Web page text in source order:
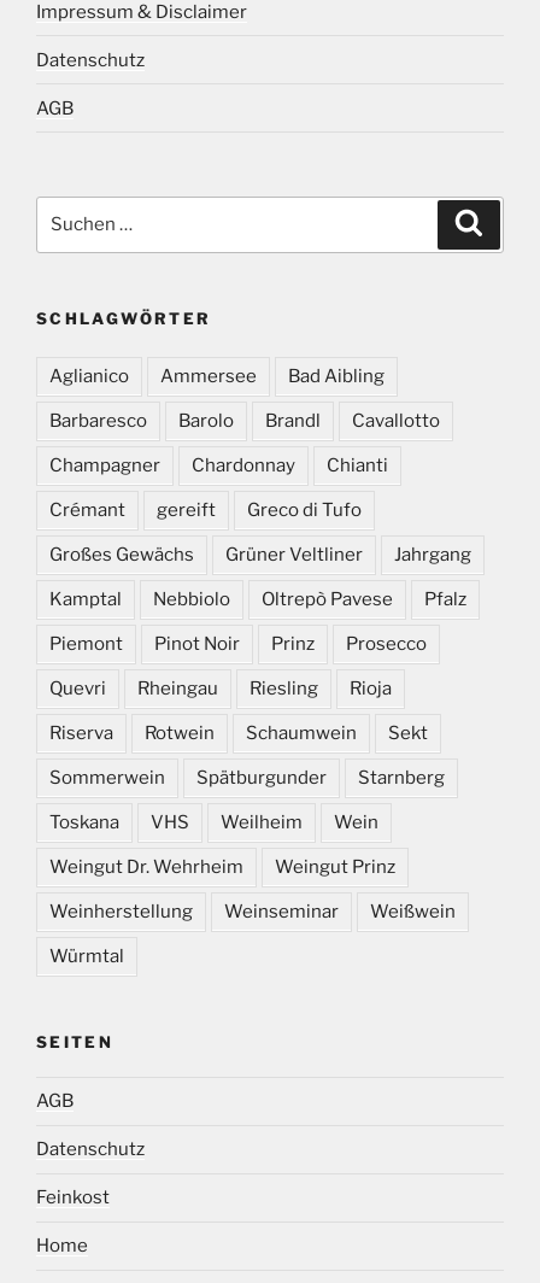
Impressum & Disclaimer
Datenschutz
AGB
nach:
SCHLAGWÖRTER
Aglianico Ammersee Bad Aibling
Barbaresco Barolo Brandl Cavallotto
Champagner Chardonnay Chianti
Crémant gereift Greco di Tufo
Großes Gewächs Grüner Veltliner Jahrgang
Kamptal Nebbiolo Oltrepò Pavese Pfalz
Piemont Pinot Noir Prinz Prosecco
Quevri Rheingau Riesling Rioja
Riserva Rotwein Schaumwein Sekt
Sommerwein Spätburgunder Starnberg
Toskana VHS Weilheim Wein
Weingut Dr. Wehrheim Weingut Prinz
Weinherstellung Weinseminar Weißwein
Würmtal
SEITEN
AGB
Datenschutz
Feinkost
Home